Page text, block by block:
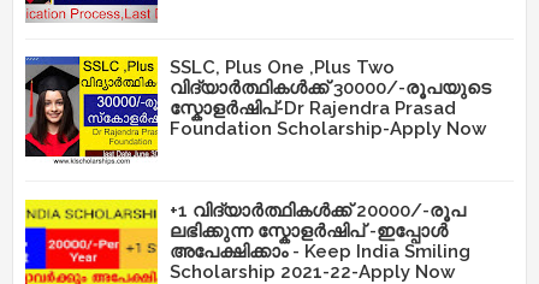
SSLC, Plus One ,Plus Two
വിദ്യാർത്ഥികൾക്ക് 30000/-രൂപയുടെ
സ്കോളർഷിപ്-Dr Rajendra Prasad
Foundation Scholarship-Apply Now
+1 വിദ്യാർത്ഥികൾക്ക് 20000/-രൂപ
ലഭിക്കുന്ന സ്കോളർഷിപ് -ഇപ്പോൾ
അപേക്ഷിക്കാം - Keep India Smiling
Scholarship 2021-22-Apply Now